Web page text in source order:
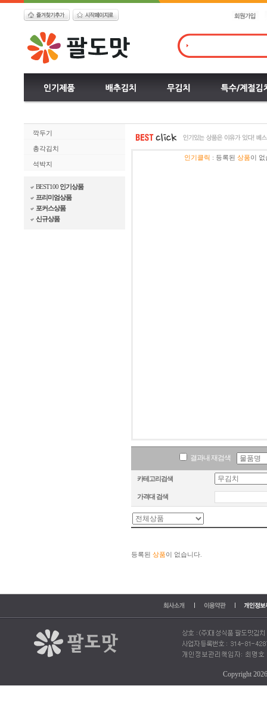
깍두기
총각김치
석박지
BEST100 인기상품
프리미엄상품
포커스상품
신규상품
인기클릭 : 등록된 상품이 없
결과내 재검색
카테고리검색
가격대 검색
등록된 상품이 없습니다.
Copyright